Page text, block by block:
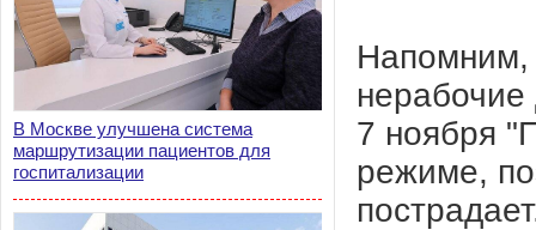
В Москве улучшена система
маршрутизации пациентов для
госпитализации
Напомним,
нерабочие
7 ноября
режиме,